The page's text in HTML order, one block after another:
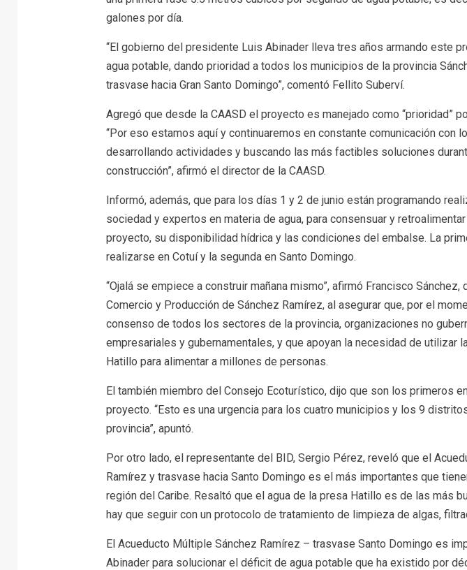
galones por día.
“El gobierno del presidente Luis Abinader lleva tres años armando este
agua potable, dando prioridad a todos los municipios de la provincia
trasvase hacia Gran Santo Domingo”, comentó Fellito Suberví.
Agregó que desde la CAASD el proyecto es manejado como “prioridad”
“Por eso estamos aquí y continuaremos en constante comunicación con
desarrollando actividades y buscando las más factibles soluciones
construcción”, afirmó el director de la CAASD.
Informó, además, que para los días 1 y 2 de junio están programando
sociedad y expertos en materia de agua, para consensuar y
proyecto, su disponibilidad hídrica y las condiciones del embalse. La
realizarse en Cotuí y la segunda en Santo Domingo.
“Ojalá se empiece a construir mañana mismo”, afirmó Francisco Sánchez,
Comercio y Producción de Sánchez Ramírez, al asegurar que, por el
consenso de todos los sectores de la provincia, organizaciones no
empresariales y gubernamentales, y que apoyan la necesidad de utilizar
Hatillo para alimentar a millones de personas.
El también miembro del Consejo Ecoturístico, dijo que son los primeros
proyecto. “Esto es una urgencia para los cuatro municipios y los 9
provincia”, apuntó.
Por otro lado, el representante del BID, Sergio Pérez, reveló que el
Ramírez y trasvase hacia Santo Domingo es el más importantes que
región del Caribe. Resaltó que el agua de la presa Hatillo es de las más
hay que seguir con un protocolo de tratamiento de limpieza de algas,
El Acueducto Múltiple Sánchez Ramírez – trasvase Santo Domingo es
Abinader para solucionar el déficit de agua potable que ha existido por